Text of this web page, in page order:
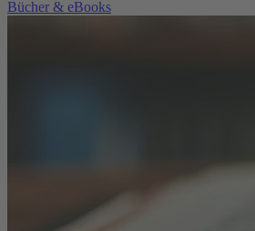
Bücher & eBooks